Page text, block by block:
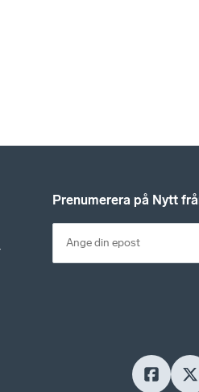
Prenumerera på Nytt